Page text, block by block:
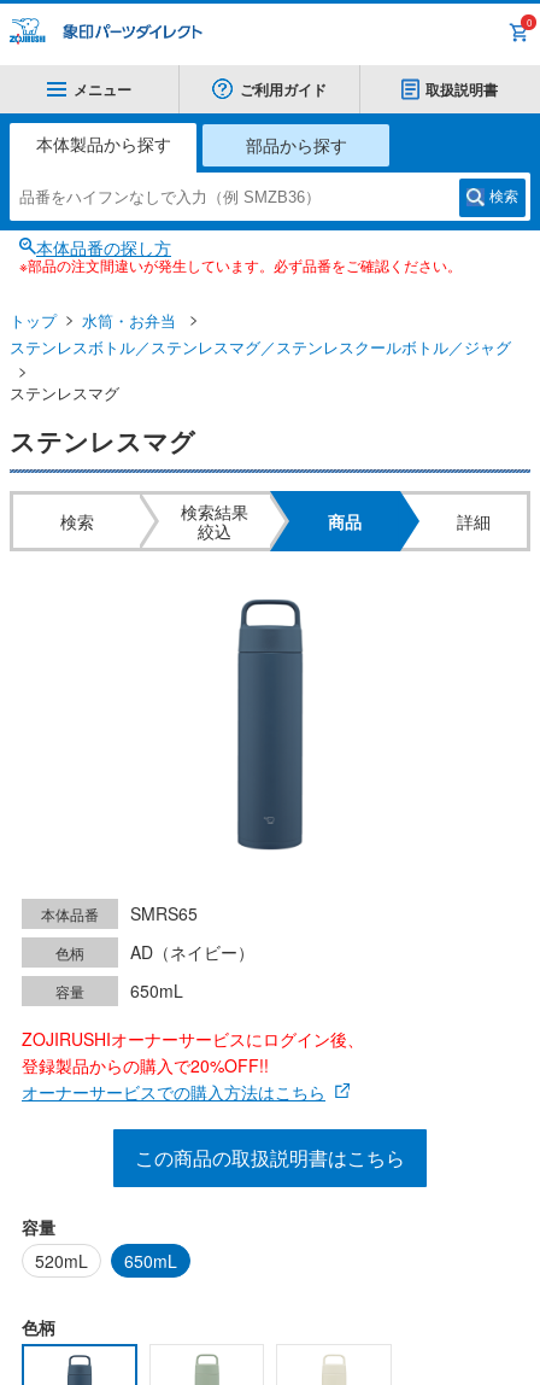
0
メニュー ご利用ガイド 取扱説明書
本体製品から探す 部品から探す
検索
本体品番の探し方
※部品の注文間違いが発生しています。必ず品番をご確認ください。
トップ
水筒・お弁当
ステンレスボトル／ステンレスマグ／ステンレスクールボトル／ジャグ
ステンレスマグ
ステンレスマグ
検索
検索結果
絞込
商品 詳細
本体品番 SMRS65
色柄 AD（ネイビー）
容量
650mL
ZOJIRUSHIオーナーサービスにログイン後、
登録製品からの購入で20%OFF!!
オーナーサービスでの購入方法はこちら
この商品の取扱説明書はこちら
容量
520mL
650mL
色柄